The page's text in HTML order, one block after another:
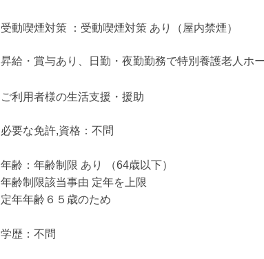
受動喫煙対策 ：受動喫煙対策 あり（屋内禁煙）
昇給・賞与あり、日勤・夜勤勤務で特別養護老人ホ
ご利用者様の生活支援・援助
必要な免許,資格：不問
年齢：年齢制限 あり （64歳以下）
年齢制限該当事由 定年を上限
定年年齢６５歳のため
学歴：不問